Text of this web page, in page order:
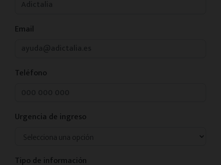
Email
Teléfono
Urgencia de ingreso
Tipo de información